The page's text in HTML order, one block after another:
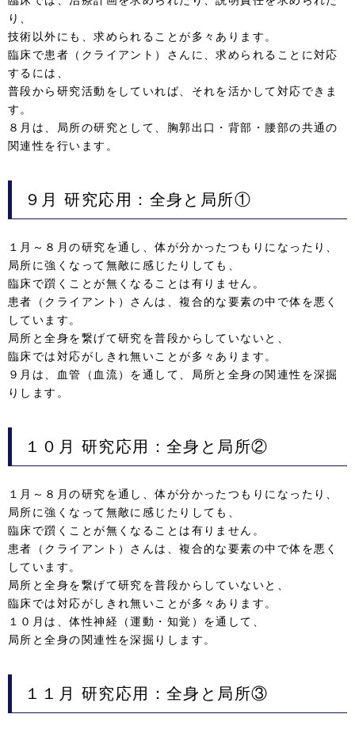
り、
技術以外にも、求められることが多々あります。
臨床で患者（クライアント）さんに、求められることに対応
するには、
普段から研究活動をしていれば、それを活かして対応できま
す。
８月は、局所の研究として、胸郭出口・背部・腰部の共通の
関連性を行います。
９月 研究応用：全身と局所①
１月～８月の研究を通し、体が分かったつもりになったり、
局所に強くなって無敵に感じたりしても、
臨床で躓くことが無くなることは有りません。
患者（クライアント）さんは、複合的な要素の中で体を悪く
しています。
局所と全身を繋げて研究を普段からしていないと、
臨床では対応がしきれ無いことが多々あります。
９月は、血管（血流）を通して、局所と全身の関連性を深掘
りします。
１０月 研究応用：全身と局所②
１月～８月の研究を通し、体が分かったつもりになったり、
局所に強くなって無敵に感じたりしても、
臨床で躓くことが無くなることは有りません。
患者（クライアント）さんは、複合的な要素の中で体を悪く
しています。
局所と全身を繋げて研究を普段からしていないと、
臨床では対応がしきれ無いことが多々あります。
１０月は、体性神経（運動・知覚）を通して、
局所と全身の関連性を深掘りします。
１１月 研究応用：全身と局所③